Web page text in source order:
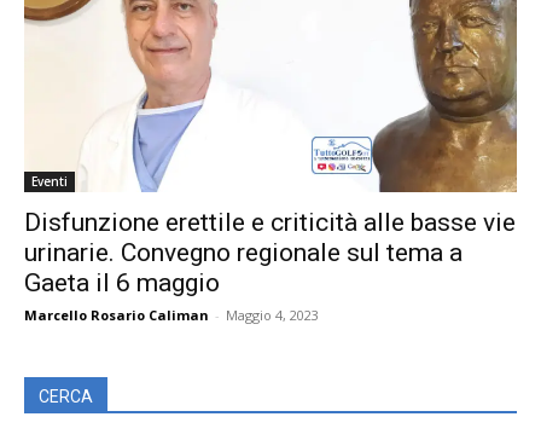
Eventi
Disfunzione erettile e criticità alle basse vie
urinarie. Convegno regionale sul tema a
Gaeta il 6 maggio
Marcello Rosario Caliman - Maggio 4, 2023
CERCA